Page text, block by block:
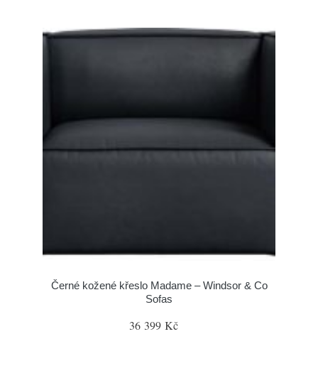
Černé kožené křeslo Madame – Windsor & Co
Sofas
36 399 Kč